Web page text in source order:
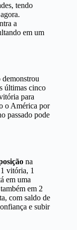
tendo
a
em um
demonstrou
últimas cinco
para
o América por
passado pode
na
vitória, 1
em uma
em 2
com saldo de
e subir